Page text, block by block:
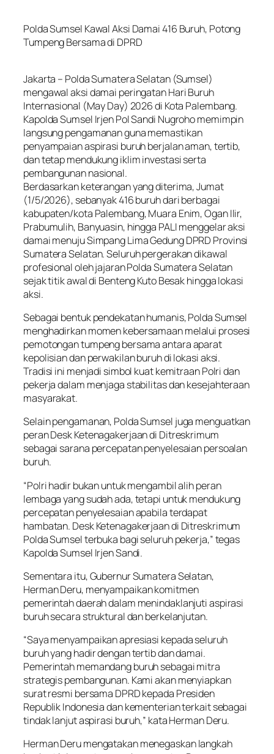
Polda Sumsel Kawal Aksi Damai 416 Buruh, Potong
Tumpeng Bersama di DPRD
Jakarta – Polda Sumatera Selatan (Sumsel)
mengawal aksi damai peringatan Hari Buruh
Internasional (May Day) 2026 di Kota Palembang.
Kapolda Sumsel Irjen Pol Sandi Nugroho memimpin
langsung pengamanan guna memastikan
penyampaian aspirasi buruh berjalan aman, tertib,
dan tetap mendukung iklim investasi serta
pembangunan nasional.
Berdasarkan keterangan yang diterima, Jumat
(1/5/2026), sebanyak 416 buruh dari berbagai
kabupaten/kota Palembang, Muara Enim, Ogan Ilir,
Prabumulih, Banyuasin, hingga PALI menggelar aksi
damai menuju Simpang Lima Gedung DPRD Provinsi
Sumatera Selatan. Seluruh pergerakan dikawal
profesional oleh jajaran Polda Sumatera Selatan
sejak titik awal di Benteng Kuto Besak hingga lokasi
aksi.
Sebagai bentuk pendekatan humanis, Polda Sumsel
menghadirkan momen kebersamaan melalui prosesi
pemotongan tumpeng bersama antara aparat
kepolisian dan perwakilan buruh di lokasi aksi.
Tradisi ini menjadi simbol kuat kemitraan Polri dan
pekerja dalam menjaga stabilitas dan kesejahteraan
masyarakat.
Selain pengamanan, Polda Sumsel juga menguatkan
peran Desk Ketenagakerjaan di Ditreskrimum
sebagai sarana percepatan penyelesaian persoalan
buruh.
“Polri hadir bukan untuk mengambil alih peran
lembaga yang sudah ada, tetapi untuk mendukung
percepatan penyelesaian apabila terdapat
hambatan. Desk Ketenagakerjaan di Ditreskrimum
Polda Sumsel terbuka bagi seluruh pekerja,” tegas
Kapolda Sumsel Irjen Sandi.
Sementara itu, Gubernur Sumatera Selatan,
Herman Deru, menyampaikan komitmen
pemerintah daerah dalam menindaklanjuti aspirasi
buruh secara struktural dan berkelanjutan.
“Saya menyampaikan apresiasi kepada seluruh
buruh yang hadir dengan tertib dan damai.
Pemerintah memandang buruh sebagai mitra
strategis pembangunan. Kami akan menyiapkan
surat resmi bersama DPRD kepada Presiden
Republik Indonesia dan kementerian terkait sebagai
tindak lanjut aspirasi buruh,” kata Herman Deru.
Herman Deru mengatakan menegaskan langkah